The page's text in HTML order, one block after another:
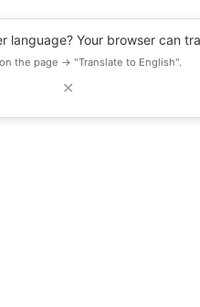
language? Your browser can
the page → "Translate to English".
✕
RECURSOS